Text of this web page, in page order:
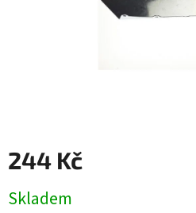
244 Kč
cena:
Skladem